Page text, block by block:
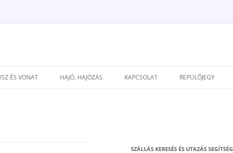
a
ÉS VONAT HAJÓ, HAJÓZÁS KAPCSOLAT REPÜLŐJEGY
SZÁLLÁS KERESÉS ÉS UTAZÁS SEGÍTSÉG